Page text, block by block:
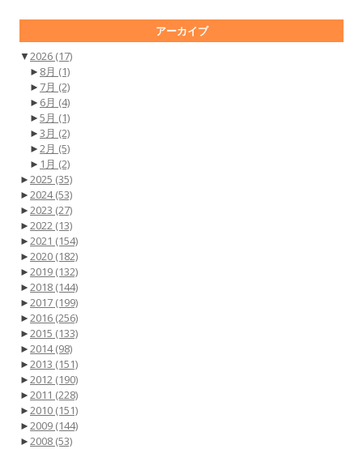
アーカイブ
▼2026 (17)
► 8月 (1)
► 7月 (2)
► 6月 (4)
►5月 (1)
►3月 (2)
►2月 (5)
► 1月 (2)
►2025 (35)
►2024(53)
►2023 (27)
►2022 (13)
►2021 (154)
►2020 (182)
►2019 (132)
►2018 (144)
►2017 (199)
►2016 (256)
►2015 (133)
►2014(98)
►2013 (151)
►2012 (190)
►2011 (228)
►2010 (151)
►2009 (144)
►2008 (53)